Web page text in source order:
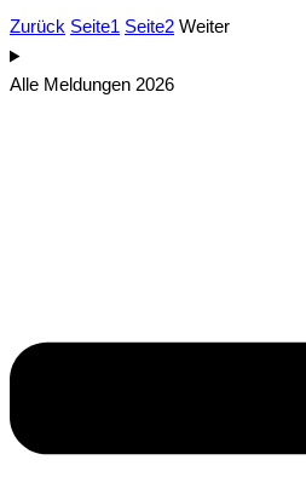
Zurück Seite1 Seite2 Weiter
Alle Meldungen 2026